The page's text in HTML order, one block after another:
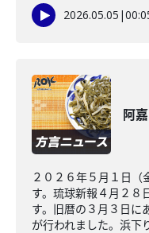
2026.05.05 |
阿
２０２６年５月１日（
す。琉球新報４月２８
す。旧暦の３月３日に
が行われました。浜下